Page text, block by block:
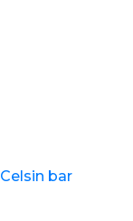
Celsin bar